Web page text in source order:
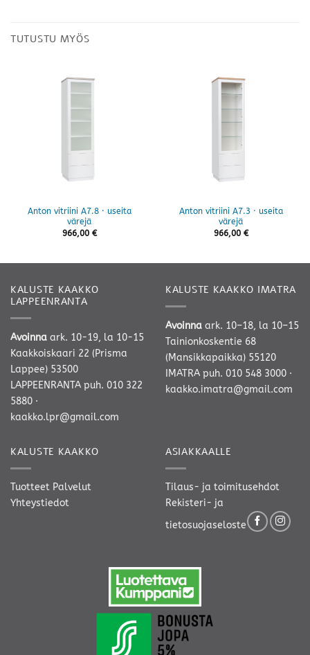
TUTUSTU MYÖS
Anton vitriini A7.8 · useita
värejä
966,00 €
Anton vitriini A7.3 · useita
värejä
966,00 €
KALUSTE KAAKKO
LAPPEENRANTA
Avoinna ark. 10-19, la 10-15
Kaakkoiskaari 22 (Prisma
Lappee) 53500
LAPPEENRANTA puh. 010 322
5880 ·
kaakko.lpr@gmail.com
KALUSTE KAAKKO IMATRA
Avoinna ark. 10–18, la 10–15
Tainionkoskentie 68
(Mansikkapaikka) 55120
IMATRA puh. 010 548 3000 ·
kaakko.imatra@gmail.com
KALUSTE KAAKKO
Tuotteet Palvelut
Yhteystiedot
ASIAKKAALLE
Tilaus- ja toimitusehdot
Rekisteri- ja
tietosuojaseloste